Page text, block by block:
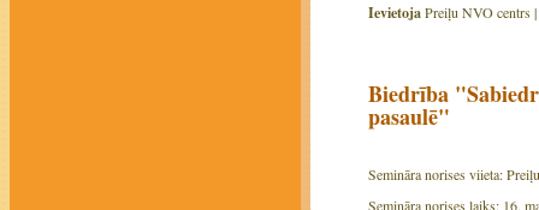
IevietojaPreiļu NVO centrs |
Biedrība
pasaulē"
Semināra norises viieta:
Semināra norises laiks: 16.